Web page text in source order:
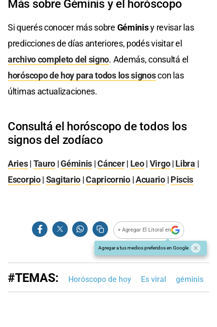
Más sobre Géminis y el horóscopo
Si querés conocer más sobre Géminisy revisar las
predicciones de días anteriores, podés visitar el
archivo completo del signo. Además, consultá el
horóscopo de hoy para todos los signoscon las
últimas actualizaciones.
Consultá el horóscopo de todos los
signos del zodíaco
Aries| Tauro |Géminis |Cáncer| Leo| Virgo| Libra |
Escorpio| Sagitario |Capricornio|Acuario| Piscis
+ Agregar El Litoral en
Agregar a tus medios preferidos en Google
#TEMAS: Horóscopo de hoy Es viral géminis